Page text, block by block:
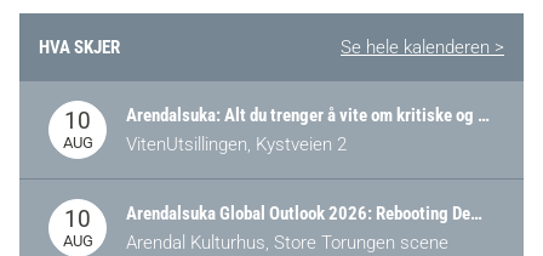
HVA SKJER Se hele kalenderen >
10
AUG
Arendalsuka: Alt du trenger å vite om kritiske og strategiske verdikjeder i Norge
VitenUtsillingen, Kystveien 2
10
AUG
Arendalsuka Global Outlook 2026: Rebooting Democracy for a New World Order
Arendal Kulturhus, Store Torungen scene